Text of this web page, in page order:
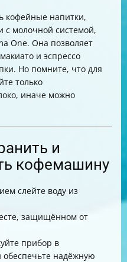
кофейные напитки,
с молочной системой,
One. Она позволяет
и эспрессо
Но помните, что для
только
иначе можно
и
кофемашину
слейте воду из
защищённом от
прибор в
обеспечьте надёжную